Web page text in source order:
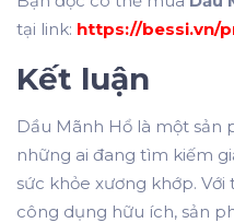
tại link: https://bessi.vn/
Kết luận
Dầu Mãnh Hổ là một
những ai đang tìm kiếm
sức khỏe xương khớp.
công dụng hữu ích, sản